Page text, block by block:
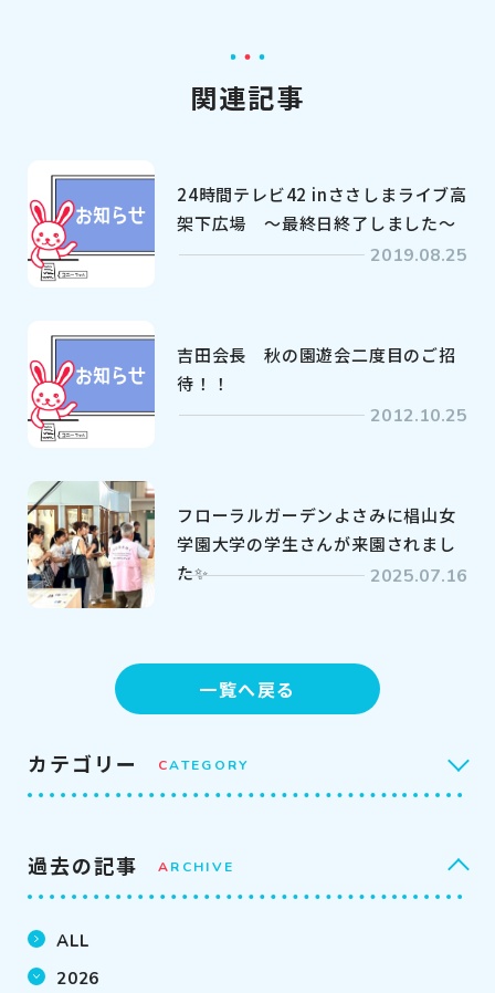
関連記事
24時間テレビ42 inささしまライブ高
架下広場 ～最終日終了しました～
2019.08.25
吉田会長 秋の園遊会二度目のご招
待！！
2012.10.25
フローラルガーデンよさみに椙山女
学園大学の学生さんが来園されまし
た✨
2025.07.16
一覧へ戻る
カテゴリー CATEGORY
過去の記事 ARCHIVE
ALL
2026